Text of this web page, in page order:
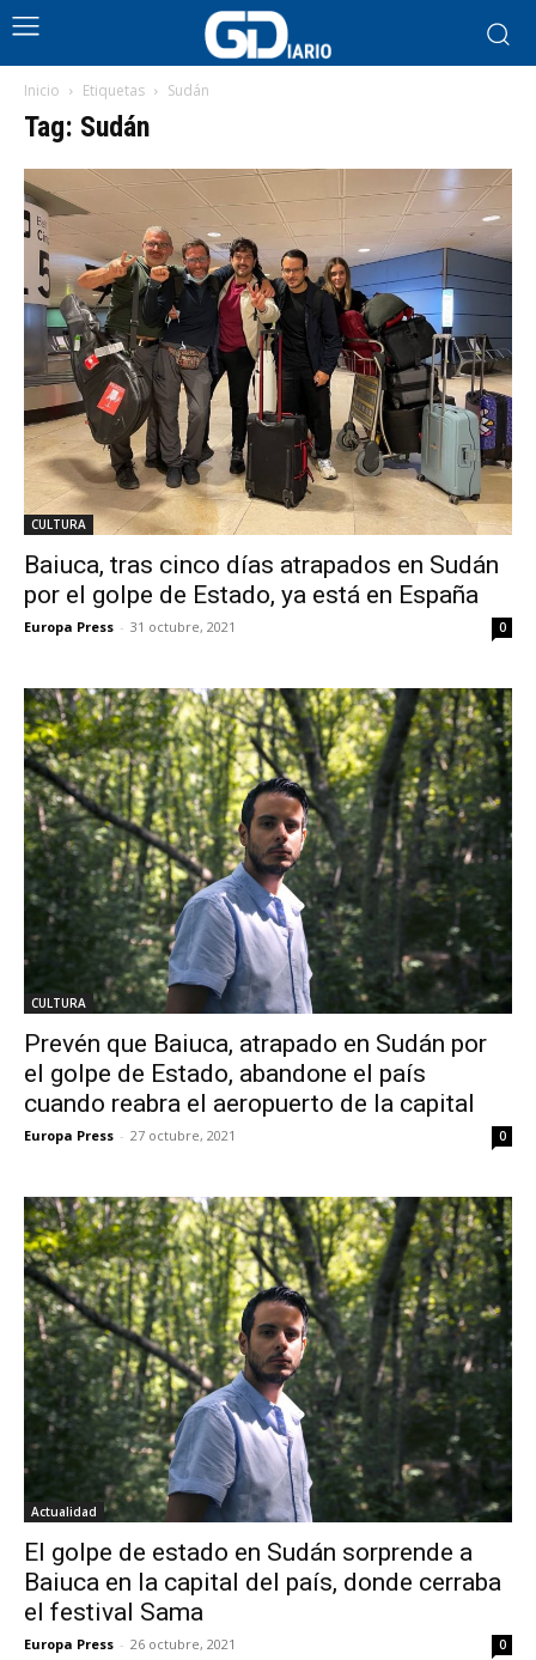
Inicio Etiquetas Sudán
Tag: Sudán
CULTURA
Baiuca, tras cinco días atrapados en Sudán
por el golpe de Estado, ya está en España
Europa Press - 31 octubre, 2021 0
CULTURA
Prevén que Baiuca, atrapado en Sudán por
el golpe de Estado, abandone el país
cuando reabra el aeropuerto de la capital
Europa Press - 27 octubre, 2021 0
Actualidad
El golpe de estado en Sudán sorprende a
Baiuca en la capital del país, donde cerraba
el festival Sama
Europa Press - 26 octubre, 2021 0